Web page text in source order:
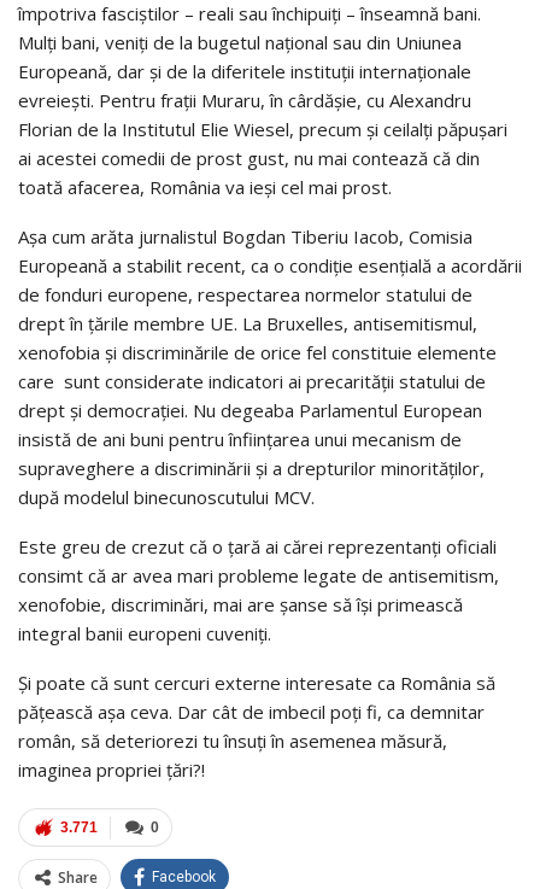
împotriva fasciștilor – reali sau închipuiți – înseamnă bani.
Mulți bani, veniți de la bugetul național sau din Uniunea
Europeană, dar și de la diferitele instituții internaționale
evreiești. Pentru frații Muraru, în cârdășie, cu Alexandru
Florian de la Institutul Elie Wiesel, precum și ceilalți păpușari
ai acestei comedii de prost gust, nu mai contează că din
toată afacerea, România va ieși cel mai prost.
Așa cum arăta jurnalistul Bogdan Tiberiu Iacob, Comisia
Europeană a stabilit recent, ca o condiție esențială a acordării
de fonduri europene, respectarea normelor statului de
drept în țările membre UE. La Bruxelles, antisemitismul,
xenofobia și discriminările de orice fel constituie elemente
care sunt considerate indicatori ai precarității statului de
drept și democrației. Nu degeaba Parlamentul European
insistă de ani buni pentru înființarea unui mecanism de
supraveghere a discriminării și a drepturilor minorităților,
după modelul binecunoscutului MCV.
Este greu de crezut că o țară ai cărei reprezentanți oficiali
consimt că ar avea mari probleme legate de antisemitism,
xenofobie, discriminări, mai are șanse să își primească
integral banii europeni cuveniți.
Și poate că sunt cercuri externe interesate ca România să
pățească așa ceva. Dar cât de imbecil poți fi, ca demnitar
român, să deteriorezi tu însuți în asemenea măsură,
imaginea propriei țări?!
0
3.771
Share Facebook